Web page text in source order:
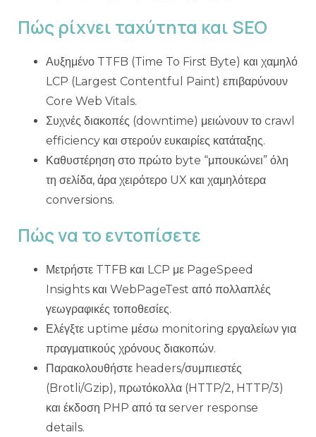
Πώς ρίχνει ταχύτητα και SEO
Αυξημένο TTFB (Time To First Byte) και χαμηλό
LCP (Largest Contentful Paint) επιβαρύνουν
Core Web Vitals.
Συχνές διακοπές (downtime) μειώνουν το crawl
efficiency και στερούν ευκαιρίες κατάταξης.
Καθυστέρηση στο πρώτο byte “μπουκώνει” όλη
τη σελίδα, άρα χειρότερο UX και χαμηλότερα
conversions.
Πώς να το εντοπίσετε
Μετρήστε TTFB και LCP με PageSpeed
Insights και WebPageTest από πολλαπλές
γεωγραφικές τοποθεσίες.
Ελέγξτε uptime μέσω monitoring εργαλείων για
πραγματικούς χρόνους διακοπών.
Παρακολουθήστε headers/συμπιεστές
(Brotli/Gzip), πρωτόκολλα (HTTP/2, HTTP/3)
και έκδοση PHP από τα server response
details.